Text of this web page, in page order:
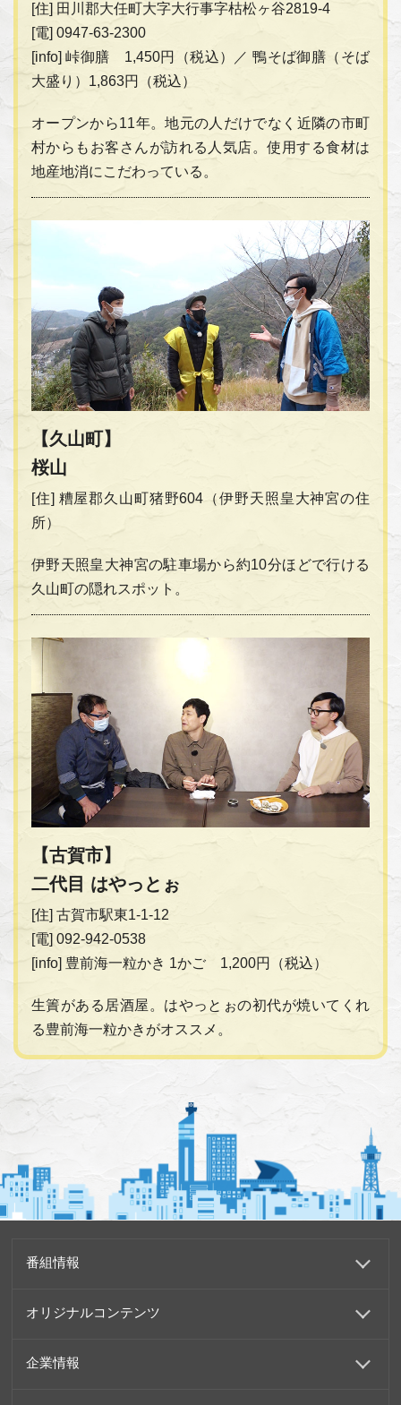
[住] 田川郡大任町大字大行事字枯松ヶ谷2819-4
[電] 0947-63-2300
[info] 峠御膳 1,450円（税込）／ 鴨そば御膳（そば
大盛り）1,863円（税込）
オープンから11年。地元の人だけでなく近隣の市町
村からもお客さんが訪れる人気店。使用する食材は
地産地消にこだわっている。
【久山町】
桜山
[住] 糟屋郡久山町猪野604（伊野天照皇大神宮の住
所）
伊野天照皇大神宮の駐車場から約10分ほどで行ける
久山町の隠れスポット。
【古賀市】
二代目 はやっとぉ
[住] 古賀市駅東1-1-12
[電] 092-942-0538
[info] 豊前海一粒かき 1かご 1,200円（税込）
生簀がある居酒屋。はやっとぉの初代が焼いてくれ
る豊前海一粒かきがオススメ。
番組情報
オリジナルコンテンツ
企業情報